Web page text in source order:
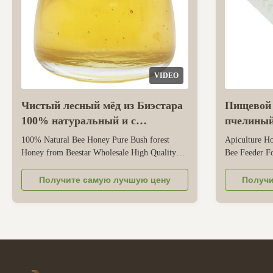
VIDEO
Чистый лесный мёд из Биэстара
100% натуральный и с
пониженным содержанием
сахара 71,7%
100% Natural Bee Honey Pure Bush forest
Honey from Beestar Wholesale High Quality
natural and without any manually added
ingredients. We collect the honey directly from
our own bee farm and send them to the
Получите самую лучшую цену
Пищевой
цвет
пыльцы
Apiculture
Bee Feeder
designed for
Made from
for bees